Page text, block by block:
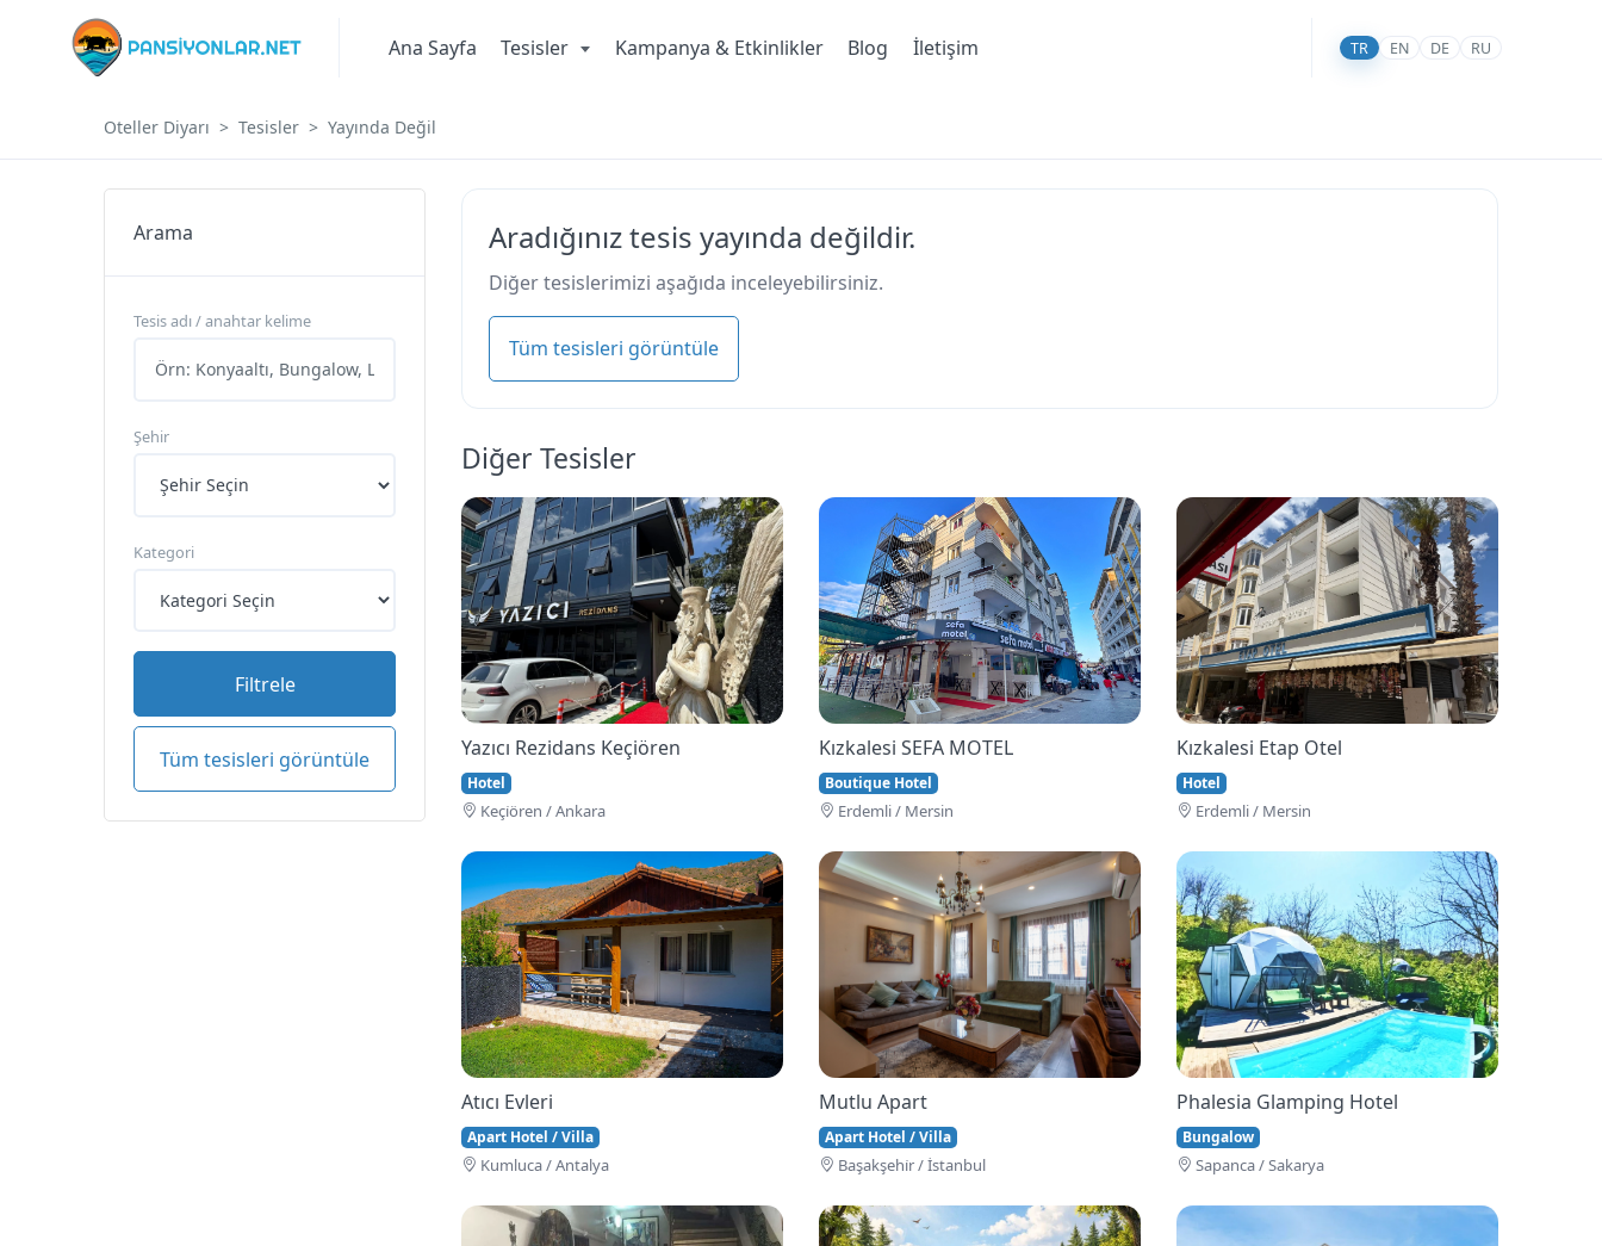
Ana Sayfa Tesisler Kampanya & Etkinlikler Blog İletişim TR EN DE RU
Oteller Diyarı Tesisler Yayında Değil
Arama
Tesis adı / anahtar kelime
Şehir
Kategori
Filtrele
Tüm tesisleri görüntüle
Aradığınız tesis yayında değildir.
Diğer tesislerimizi aşağıda inceleyebilirsiniz.
Tüm tesisleri görüntüle
Diğer Tesisler
Yazıcı Rezidans Keçiören
Hotel
Keçi̇ören / Ankara
Kızkalesi SEFA MOTEL
Boutique Hotel
Erdemli / Mersin
Kızkalesi Etap Otel
Hotel
Erdemli / Mersin
Atıcı Evleri
Apart Hotel / Villa
Kumluca / Antalya
Mutlu Apart
Apart Hotel / Villa
Başakşehi̇r / İstanbul
Phalesia Glamping Hotel
Bungalow
Sapanca / Sakarya